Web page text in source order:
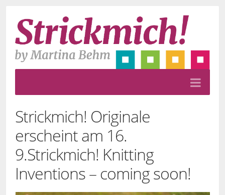
Strickmich! Originale
erscheint am 16.
9.Strickmich! Knitting
Inventions – coming soon!